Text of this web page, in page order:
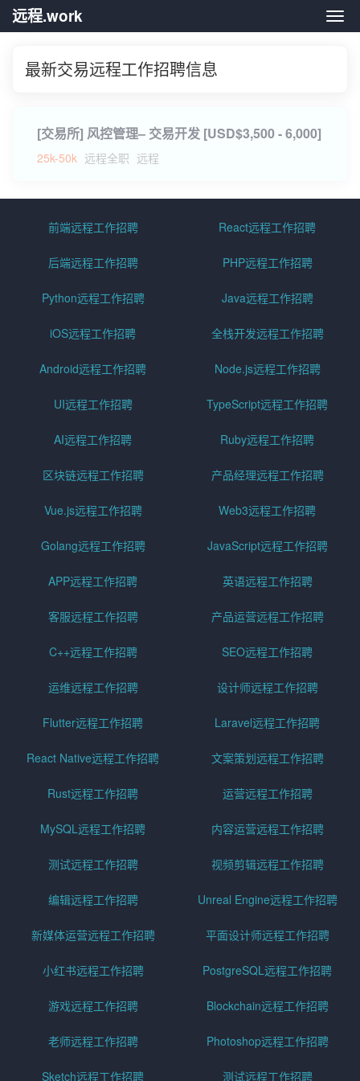
远
远程.work
最新交易远程工作招聘信息
[交易所] 风控管理– 交易开发 [USD$3,500 - 6,000]
25k-50k 远程全职 远程
前端远程工作招聘 React远程工作招聘
后端远程工作招聘 PHP远程工作招聘
Python远程工作招聘 Java远程工作招聘
iOS远程工作招聘 全栈开发远程工作招聘
Android远程工作招聘 Node.js远程工作招聘
UI远程工作招聘 TypeScript远程工作招聘
AI远程工作招聘 Ruby远程工作招聘
区块链远程工作招聘 产品经理远程工作招聘
Vue.js远程工作招聘 Web3远程工作招聘
Golang远程工作招聘 JavaScript远程工作招聘
APP远程工作招聘 英语远程工作招聘
客服远程工作招聘 产品运营远程工作招聘
C++远程工作招聘 SEO远程工作招聘
运维远程工作招聘 设计师远程工作招聘
Flutter远程工作招聘 Laravel远程工作招聘
React Native远程工作招聘 文案策划远程工作招聘
Rust远程工作招聘 运营远程工作招聘
MySQL远程工作招聘 内容运营远程工作招聘
测试远程工作招聘 视频剪辑远程工作招聘
编辑远程工作招聘 Unreal Engine远程工作招聘
新媒体运营远程工作招聘 平面设计师远程工作招聘
小红书远程工作招聘 PostgreSQL远程工作招聘
游戏远程工作招聘 Blockchain远程工作招聘
老师远程工作招聘 Photoshop远程工作招聘
Sketch远程工作招聘 测试远程工作招聘